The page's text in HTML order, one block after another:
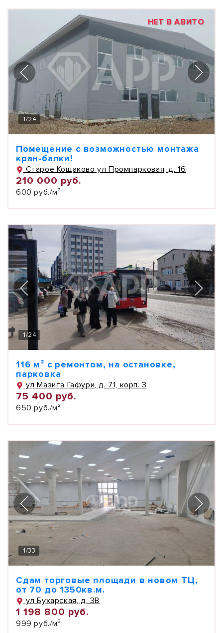
НЕТ В АВИТО
1/24
Помещение с возможностью монтажа
кран-балки!
Старое Кощаково ул Промпарковая, д. 16
210 000 руб.
600 руб./м²
1/24
116 м² с ремонтом, на остановке,
парковка
ул Мазита Гафури, д. 71, корп. 3
75 400 руб.
650 руб./м²
1/33
Сдам торговые площади в новом ТЦ,
от 70 до 1350кв.м.
ул Бухарская, д. 3В
1 198 800 руб.
999 руб./м²